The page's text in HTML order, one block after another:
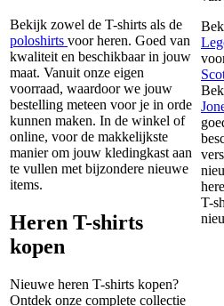
Bekijk zowel de T-shirts als de
poloshirts voor heren. Goed van
kwaliteit en beschikbaar in jouw
maat. Vanuit onze eigen
voorraad, waardoor we jouw
bestelling meteen voor je in orde
kunnen maken. In de winkel of
online, voor de makkelijkste
manier om jouw kledingkast aan
te vullen met bijzondere nieuwe
items.
Heren T-shirts
kopen
Nieuwe heren T-shirts kopen?
Ontdek onze complete collectie
T-